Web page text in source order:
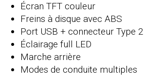
Écran TFT couleur
Freins à disque avec ABS
Port USB + connecteur Type 2
Éclairage full LED
Marche arrière
Modes de conduite multiples